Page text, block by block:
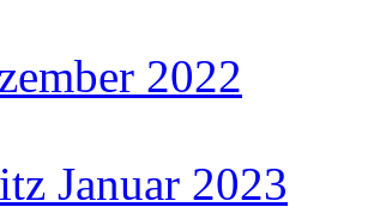
2022
Januar 2023